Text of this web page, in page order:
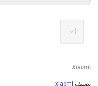
Xiaomi
تصنيف xiaomi